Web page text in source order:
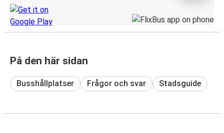
På den här sidan
Busshållplatser Frågor och svar Stadsguide